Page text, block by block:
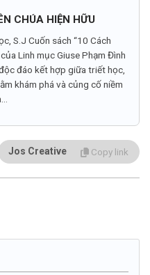
CHÚA HIỆN HỮU
S.J Cuốn sách “10 Cách
Linh mục Giuse Phạm Đình
đáo kết hợp giữa triết học,
khám phá và củng cố niềm
Jos Creative Copy link